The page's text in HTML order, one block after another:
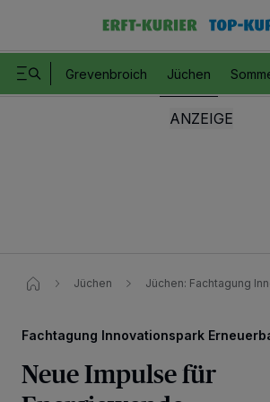
Grevenbroich Jüchen
Jüchen Jüchen: Fachtagung
Fachtagung Innovationspark
Neue Impulse für